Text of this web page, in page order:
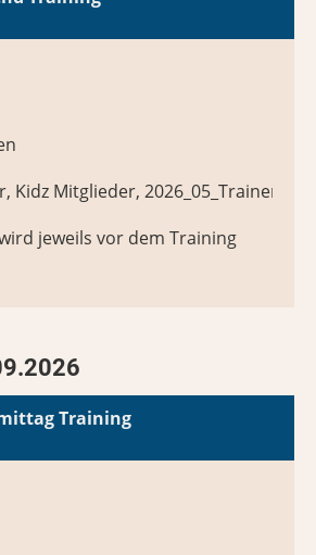
Kidz Mitglieder, 2026_05_Trainer*in
jeweils vor dem Training
Training